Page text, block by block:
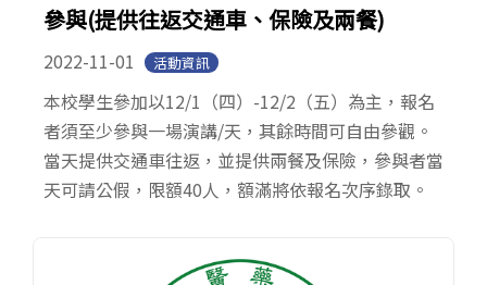
參與(提供往返交通車、保險及兩餐)
2022-11-01 活動資訊
本校學生參加以12/1（四）-12/2（五）為主，報名
者須至少參與一場演講/天，其餘時間可自由參觀。
當天提供交通車往返，並提供兩餐及保險，參與者當
天可請公假，限額40人，額滿將依報名次序錄取。